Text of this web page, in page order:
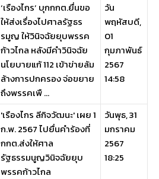
‘เรืองไกร’ บุกกกต.ยื่นขอ
ให้ส่งเรื่องไปศาลรัฐธร
รมูญ ให้วินิจฉัยยุบพรรค
ก้าวไกล หลังมีคำวินิจฉัย
นโยบายแก้ 112 เข้าข่ายล้ม
ล้างการปกครอง จ่อขยาย
ถึงพรรคเพื ...
วัน
พฤหัสบดี,
01
กุมภาพันธ์
2567
14:58
'เรืองไกร ลีกิจวัฒนะ' เผย 1
ก.พ. 2567 ไปยื่นคำร้องที่
กกต.ส่งให้ศาล
รัฐธรรมนูญวินิจฉัยยุบ
พรรคก้าวไกล
วันพุธ, 31
มกราคม
2567
18:25